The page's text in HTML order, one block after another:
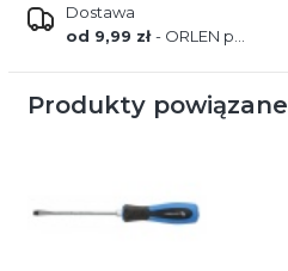
Dostawa
od 9,99 zł- ORLEN paczka
Produkty powiązane